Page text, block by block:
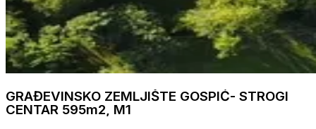
GRAĐEVINSKO ZEMLJIŠTE GOSPIĆ- STROGI
CENTAR 595m2, M1